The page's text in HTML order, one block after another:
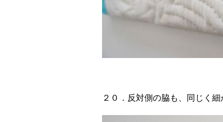
２０．反対側の脇も、同じく